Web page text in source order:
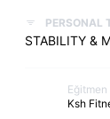
PERSONAL
STABILITY &
Eğitmen
Ksh